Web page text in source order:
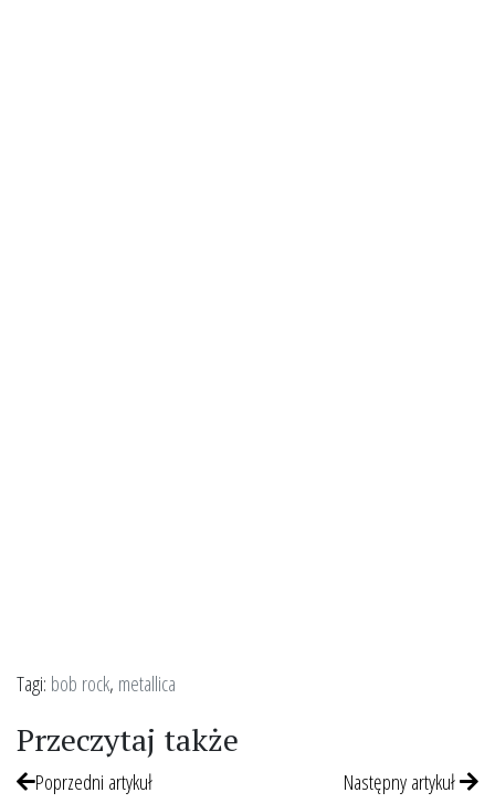
Tagi: bob rock, metallica
Przeczytaj także
Poprzedni artykuł Następny artykuł